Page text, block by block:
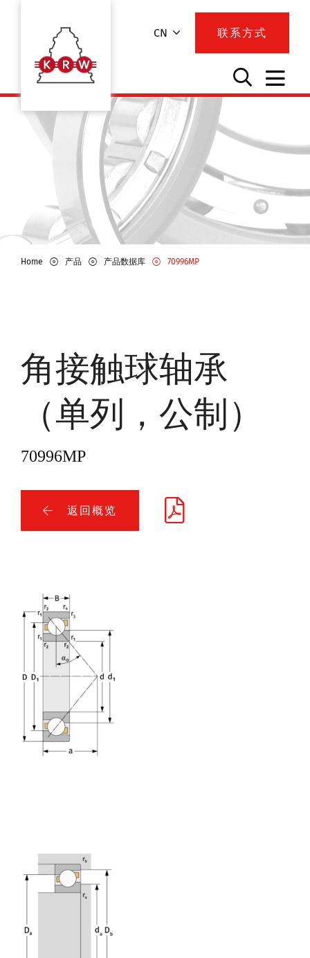
CN 联系方式
Home 产品 产品数据库 70996MP
角接触球轴承
（单列，公制）
70996MP
返回概览